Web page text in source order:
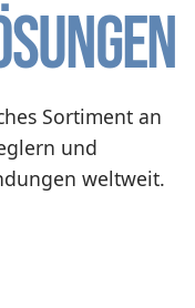
Sortiment an
und
weltweit.